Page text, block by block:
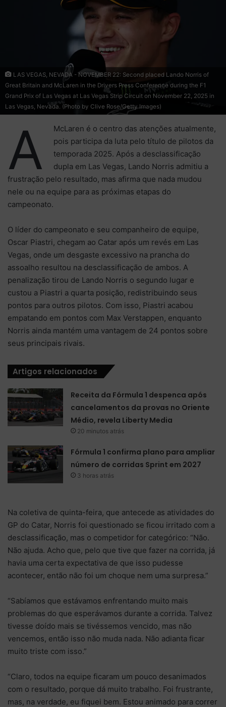
LAS VEGAS, NEVADA - NOVEMBER 22: Second placed Lando Norris of
Great Britain and McLaren in the Drivers Press Conference during the F1
Grand Prix of Las Vegas at Las Vegas Strip Circuit on November 22, 2025 in
Las Vegas, Nevada. (Photo by Clive Rose/Getty Images)
A
McLaren é o centro das atenções atualmente,
pois participa da luta pelo título de pilotos da
temporada 2025. Após a desclassificação
dupla em Las Vegas, Lando Norris admitiu a
frustração pelo resultado, mas afirma que nada mudou
nele ou na equipe para as próximas etapas do
campeonato.
O líder do campeonato e seu companheiro de equipe,
Oscar Piastri, chegam ao Catar após um revés em Las
Vegas, onde um desgaste excessivo na prancha do
assoalho resultou na desclassificação de ambos. A
penalização tirou de Lando Norris o segundo lugar e
custou a Piastri a quarta posição, redistribuindo seus
pontos para outros pilotos. Com isso, Piastri acabou
empatando em pontos com Max Verstappen, enquanto
Norris ainda mantém uma vantagem de 24 pontos sobre
seus principais rivais.
Artigos relacionados
Receita da Fórmula 1 despenca após
cancelamentos da provas no Oriente
Médio, revela Liberty Media
20 minutos atrás
Fórmula 1 confirma plano para ampliar
número de corridas Sprint em 2027
3 horas atrás
Na coletiva de quinta-feira, que antecede as atividades do
GP do Catar, Norris foi questionado se ficou irritado com a
desclassificação, mas o competidor for categórico: “Não.
Não ajuda. Acho que, pelo que tive que fazer na corrida, já
havia uma certa expectativa de que isso pudesse
acontecer, então não foi um choque nem uma surpresa.”
“Sabíamos que estávamos enfrentando muito mais
problemas do que esperávamos durante a corrida. Talvez
tivesse doído mais se tivéssemos vencido, mas não
vencemos, então isso não muda nada. Não adianta ficar
muito triste com isso.”
“Claro, todos na equipe ficaram um pouco desanimados
com o resultado, porque dá muito trabalho. Foi frustrante,
mas, na verdade, eu fiquei bem. Estou animado para correr